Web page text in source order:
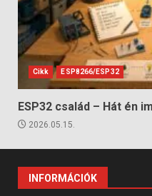
Cikk ESP8266/ESP32
ESP32 család – Hát én
2026.05.15.
INFORMÁCIÓK